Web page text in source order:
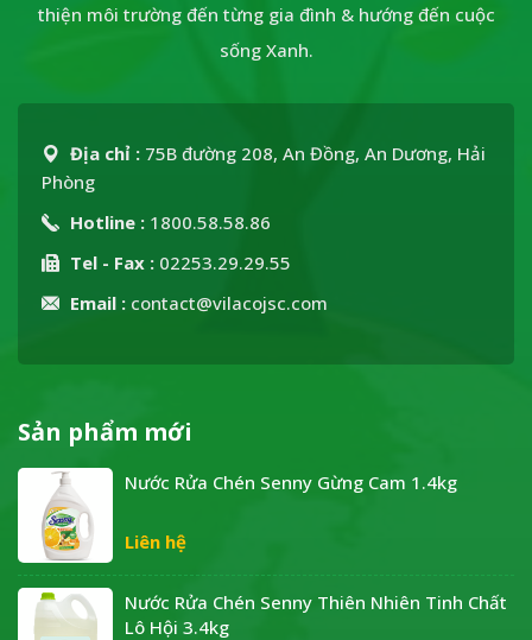
thiện môi trường đến từng gia đình & hướng đến cuộc
sống Xanh.
Địa chỉ : 75B đường 208, An Đồng, An Dương, Hải
Phòng
Hotline : 1800.58.58.86
Tel - Fax : 02253.29.29.55
Email : contact@vilacojsc.com
Sản phẩm mới
Nước Rửa Chén Senny Gừng Cam 1.4kg
Liên hệ
Nước Rửa Chén Senny Thiên Nhiên Tinh Chất
Lô Hội 3.4kg